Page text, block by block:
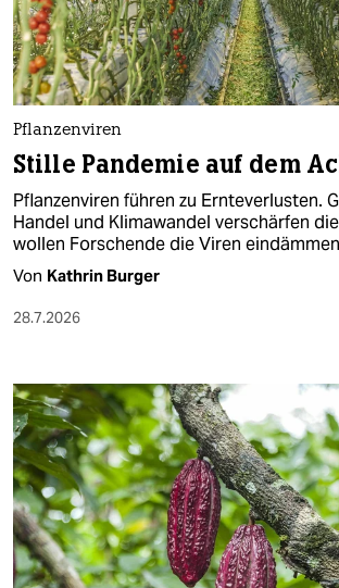
nord
wahrheit
verlag
verlag
veranstaltungen
shop
fragen & hilfe
abo
genossenschaft
epaper login
Pflanzenviren
Stille Pandemie auf dem
Pflanzenviren führen zu Ernteverlusten.
Handel und Klimawandel verschärfen
wollen Forschende die Viren
Von Kathrin Burger
28.7.2026